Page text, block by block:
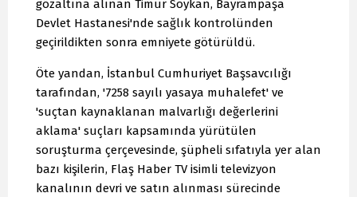
gözaltına alınan Timur Soykan, Bayrampaşa
Devlet Hastanesi'nde sağlık kontrolünden
geçirildikten sonra emniyete götürüldü.
Öte yandan, İstanbul Cumhuriyet Başsavcılığı
tarafından, '7258 sayılı yasaya muhalefet' ve
'suçtan kaynaklanan malvarlığı değerlerini
aklama' suçları kapsamında yürütülen
soruşturma çerçevesinde, şüpheli sıfatıyla yer alan
bazı kişilerin, Flaş Haber TV isimli televizyon
kanalının devri ve satın alınması sürecinde